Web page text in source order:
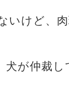
けど、
が仲裁